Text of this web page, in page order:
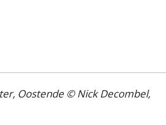
Oostende © Nick Decombel,